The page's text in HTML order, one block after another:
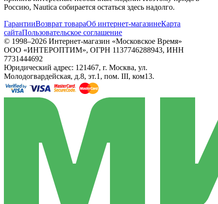
Россию, Nautica собирается остаться здесь надолго.
ГарантииВозврат товараОб интернет-магазинеКарта
сайтаПользовательское соглашение
© 1998–2026 Интернет-магазин «Московское Время»
ООО «ИНТЕРОПТИМ», ОГРН 1137746288943, ИНН
7731444692
Юридический адрес: 121467, г. Москва, ул.
Молодогвардейская, д.8, эт.1, пом. III, ком13.